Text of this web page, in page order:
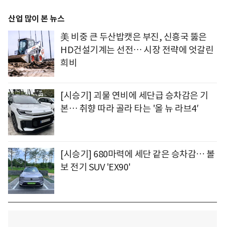
산업 많이 본 뉴스
美 비중 큰 두산밥캣은 부진, 신흥국 뚫은
HD건설기계는 선전… 시장 전략에 엇갈린
희비
[시승기] 괴물 연비에 세단급 승차감은 기
본… 취향 따라 골라 타는 '올 뉴 라브4′
[시승기] 680마력에 세단 같은 승차감… 볼
보 전기 SUV 'EX90'